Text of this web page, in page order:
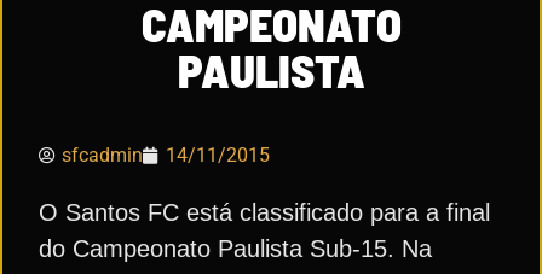
CAMPEONATO
PAULISTA
sfcadmin 14/11/2015
O Santos FC está classificado para a final
do Campeonato Paulista Sub-15. Na